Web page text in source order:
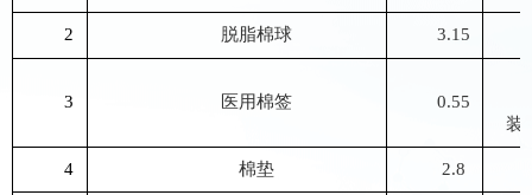
2 脱脂棉球 3.15
3 医用棉签
0.55
装
4 棉垫 2.8